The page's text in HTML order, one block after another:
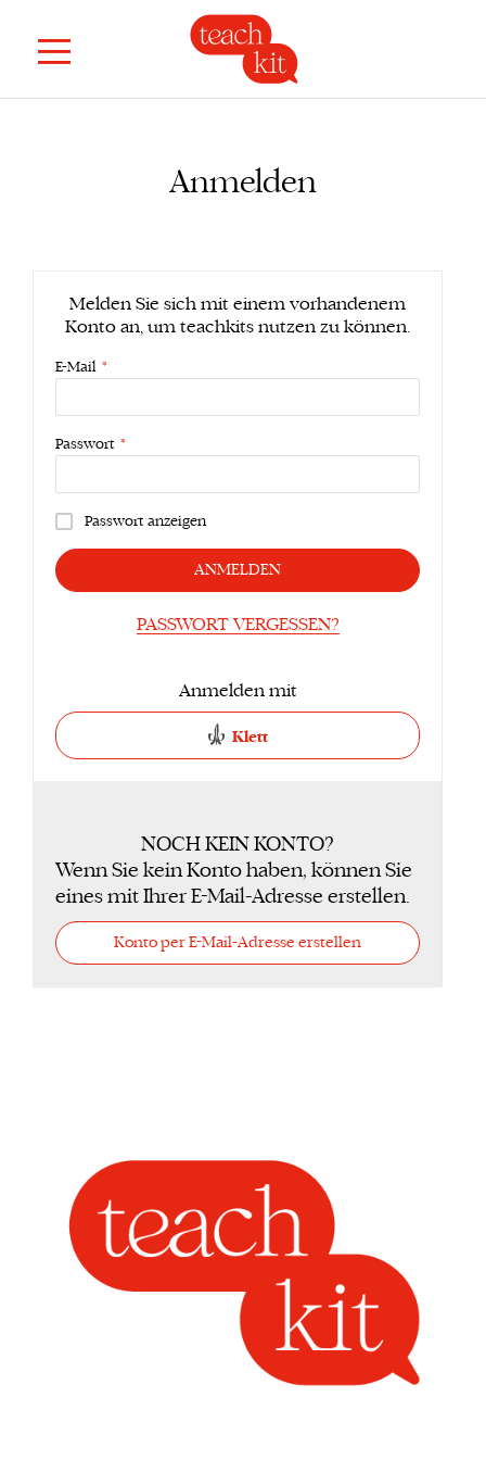
Anmelden
Melden Sie sich mit einem vorhandenem
Konto an, um teachkits nutzen zu können.
E-Mail
Passwort
Passwort anzeigen
ANMELDEN
PASSWORT VERGESSEN?
Anmelden mit
Klett
NOCH KEIN KONTO?
Wenn Sie kein Konto haben, können Sie
eines mit Ihrer E-Mail-Adresse erstellen.
Konto per E-Mail-Adresse erstellen